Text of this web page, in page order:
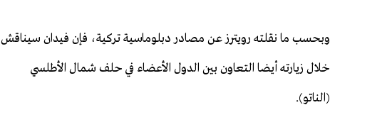
وبحسب ما نقلته رويترز عن مصادر دبلوماسية تركية، فإن فيدان سيناقش
خلال زيارته أيضا التعاون بين الدول الأعضاء في حلف شمال الأطلسي
(الناتو).